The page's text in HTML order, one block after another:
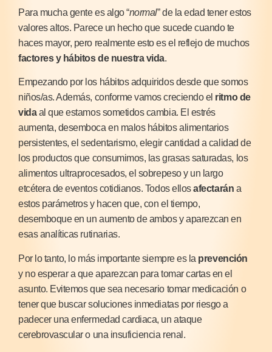
Para mucha gente es algo “normal” de la edad tener estos
valores altos. Parece un hecho que sucede cuando te
haces mayor, pero realmente esto es el reflejo de muchos
factores y hábitos de nuestra vida.
Empezando por los hábitos adquiridos desde que somos
niños/as. Además, conforme vamos creciendo el ritmo de
vidaal que estamos sometidos cambia. El estrés
aumenta, desemboca en malos hábitos alimentarios
persistentes, el sedentarismo, elegir cantidad a calidad de
los productos que consumimos, las grasas saturadas, los
alimentos ultraprocesados, el sobrepeso y un largo
etcétera de eventos cotidianos. Todos ellosafectarán a
estos parámetros y hacen que, con el tiempo,
desemboque en un aumento de ambos y aparezcan en
esas analíticas rutinarias.
Por lo tanto, lo más importante siempre es la prevención
y no esperar a que aparezcan para tomar cartas en el
asunto. Evitemos que sea necesario tomar medicación o
tener que buscar soluciones inmediatas por riesgo a
padecer una enfermedad cardiaca, un ataque
cerebrovascular o una insuficiencia renal.